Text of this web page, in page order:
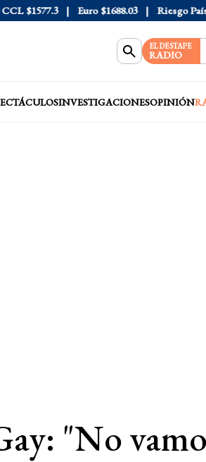
$1577.3 Euro $1688.03 Riesgo País
EL DESTAPE
RADIO
INVESTIGACIONESOPINIÓN
"No